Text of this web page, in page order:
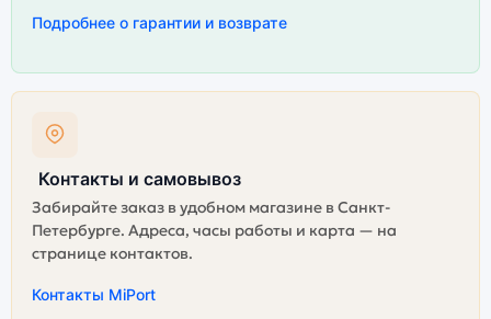
Подробнее о гарантии и возврате
Контакты и самовывоз
Забирайте заказ в удобном магазине в Санкт-
Петербурге. Адреса, часы работы и карта — на
странице контактов.
Контакты MiPort